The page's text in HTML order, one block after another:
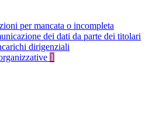
per mancata o incompleta
dei dati da parte dei titolari
dirigenziali
1